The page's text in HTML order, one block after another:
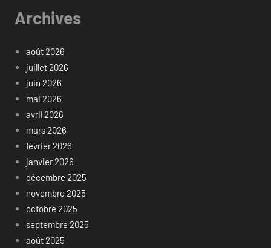
Archives
août 2026
juillet 2026
juin 2026
mai 2026
avril 2026
mars 2026
février 2026
janvier 2026
décembre 2025
novembre 2025
octobre 2025
septembre 2025
août 2025